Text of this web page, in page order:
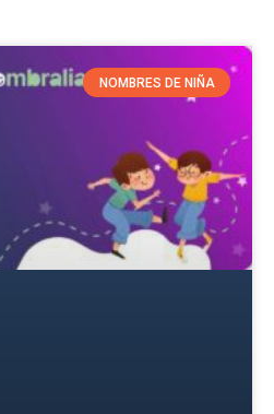
NOMBRES DE NIÑA